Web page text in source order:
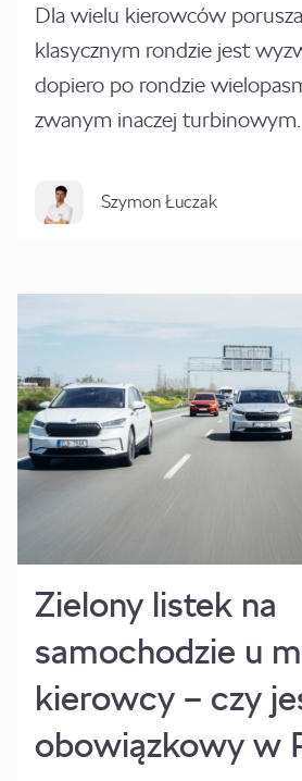
Dla wielu kierowców
klasycznym rondzie jest
dopiero po rondzie
zwanym inaczej turbinowym.
Szymon Łuczak
Zielony listek na
samochodzie u
kierowcy – czy
obowiązkowy w